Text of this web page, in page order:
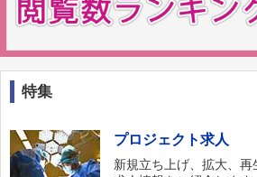
特集
プロジェクト求人
新規立ち上げ、拡大、再